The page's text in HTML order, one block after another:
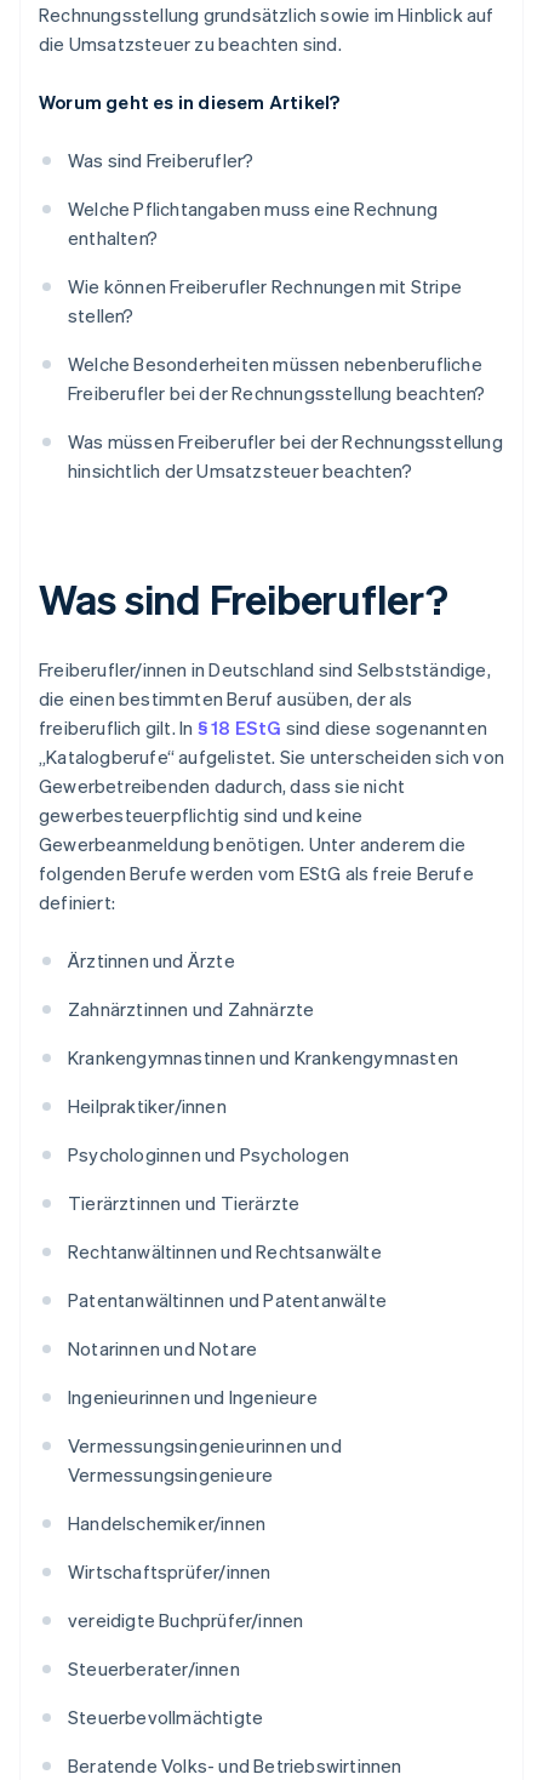
Rechnungsstellung grundsätzlich sowie im Hinblick auf
die Umsatzsteuer zu beachten sind.
Worum geht es in diesem Artikel?
Was sind Freiberufler?
Welche Pflichtangaben muss eine Rechnung
enthalten?
Wie können Freiberufler Rechnungen mit Stripe
stellen?
Welche Besonderheiten müssen nebenberufliche
Freiberufler bei der Rechnungsstellung beachten?
Was müssen Freiberufler bei der Rechnungsstellung
hinsichtlich der Umsatzsteuer beachten?
Was sind Freiberufler?
Freiberufler/innen in Deutschland sind Selbstständige,
die einen bestimmten Beruf ausüben, der als
freiberuflich gilt. In § 18 EStG sind diese sogenannten
„Katalogberufe“ aufgelistet. Sie unterscheiden sich von
Gewerbetreibenden dadurch, dass sie nicht
gewerbesteuerpflichtig sind und keine
Gewerbeanmeldung benötigen. Unter anderem die
folgenden Berufe werden vom EStG als freie Berufe
definiert:
Ärztinnen und Ärzte
Zahnärztinnen und Zahnärzte
Krankengymnastinnen und Krankengymnasten
Heilpraktiker/innen
Psychologinnen und Psychologen
Tierärztinnen und Tierärzte
Rechtanwältinnen und Rechtsanwälte
Patentanwältinnen und Patentanwälte
Notarinnen und Notare
Ingenieurinnen und Ingenieure
Vermessungsingenieurinnen und
Vermessungsingenieure
Handelschemiker/innen
Wirtschaftsprüfer/innen
vereidigte Buchprüfer/innen
Steuerberater/innen
Steuerbevollmächtigte
Beratende Volks- und Betriebswirtinnen